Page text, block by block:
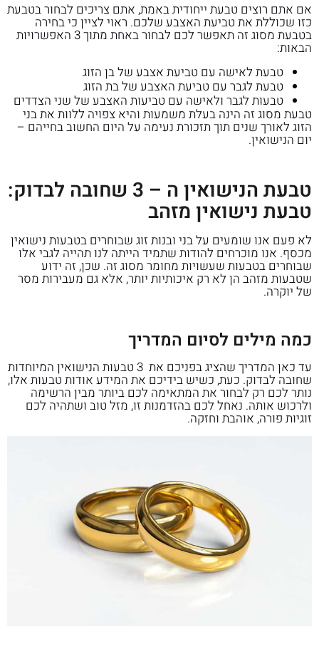
אם אתם רוצים טבעת ייחודית באמת, אתם צריכים לבחור בטבעת
כזו שכוללת את טביעת האצבע שלכם. ראוי לציין כי בחירה
בטבעת מסוג זה תאפשר לכם לבחור באחת מתוך 3 האפשרויות
הבאות:
טבעת לאישה עם טביעת אצבע של בן הזוג
טבעת לגבר עם טביעת האצבע של בת הזוג
טבעות לגבר ולאישה עם טביעות האצבע של שני הצדדים
טבעת מסוג זה הינה בעלת משמעות והיא צפויה ללוות את בני
הזוג לאורך שנים תוך תזכורת נעימה על היום החשוב בחייהם –
יום הנישואין.
טבעת הנישואין ה – 3 שחובה לבדוק:
טבעת נישואין מזהב
לא פעם אנו שומעים על בני ובנות זוג שבוחרים בטבעות נישואין
מכסף. אנו מוכרחים להודות שתמיד הייתה לנו תהייה לגבי אלו
שבוחרים בטבעות שעשויות מחומר מסוג זה. שכן, זה ידוע
שטבעות מזהב הן לא רק איכותיות יותר, אלא גם מעבירות מסר
של יוקרה.
כמה מילים לסיום המדריך
עד כאן המדריך שהציג בפניכם את 3 טבעות הנישואין המיוחדות
שחובה לבדוק. כעת, כשיש בידיכם את המידע אודות טבעות אלו,
נותר לכם רק לבחור את המתאימה לכם ביותר מבין הרשימה
ולרכוש אותה. נאחל לכם בהזדמנות זו, מזל טוב ושתהיה לכם
זוגיות פורה, אוהבת וחזקה.